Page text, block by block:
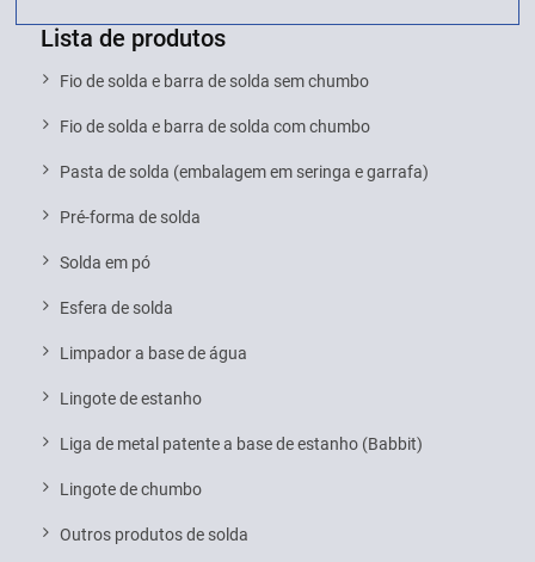
Lista de produtos
Fio de solda e barra de solda sem chumbo
Fio de solda e barra de solda com chumbo
Pasta de solda (embalagem em seringa e garrafa)
Pré-forma de solda
Solda em pó
Esfera de solda
Limpador a base de água
Lingote de estanho
Liga de metal patente a base de estanho (Babbit)
Lingote de chumbo
Outros produtos de solda